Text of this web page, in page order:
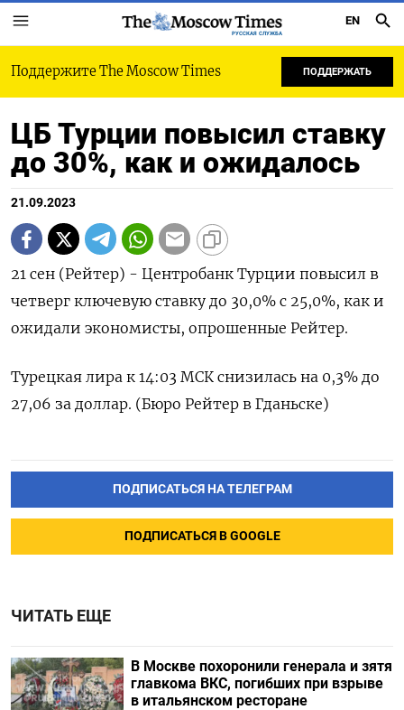
РУССКАЯ СЛУЖБА
EN
Поддержите The Moscow Times ПОДДЕРЖАТЬ
ЦБ Турции повысил ставку
до 30%, как и ожидалось
21.09.2023
21 сен (Рейтер) - Центробанк Турции повысил в
четверг ключевую ставку до 30,0% с 25,0%, как и
ожидали экономисты, опрошенные Рейтер.
Турецкая лира к 14:03 МСК снизилась на 0,3% до
27,06 за доллар. (Бюро Рейтер в Гданьске)
ПОДПИСАТЬСЯ НА ТЕЛЕГРАМ
ПОДПИСАТЬСЯ В GOOGLE
ЧИТАТЬ ЕЩЕ
В Москве похоронили генерала и зятя
главкома ВКС, погибших при взрыве
в итальянском ресторане